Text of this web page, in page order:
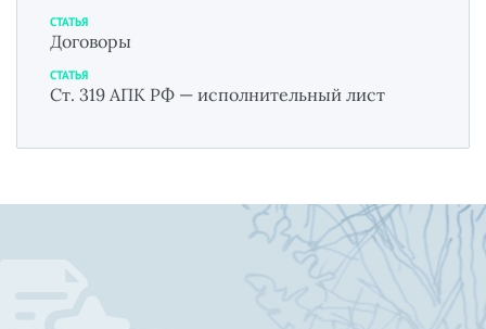
СТАТЬЯ
Договоры
СТАТЬЯ
Ст. 319 АПК РФ — исполнительный лист